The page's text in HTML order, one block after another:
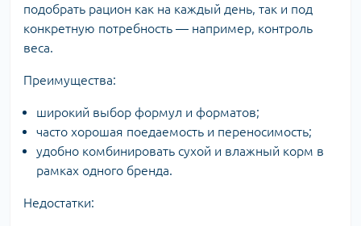
подобрать рацион как на каждый день, так и под
конкретную потребность — например, контроль
веса.
Преимущества:
широкий выбор формул и форматов;
часто хорошая поедаемость и переносимость;
удобно комбинировать сухой и влажный корм в
рамках одного бренда.
Недостатки: